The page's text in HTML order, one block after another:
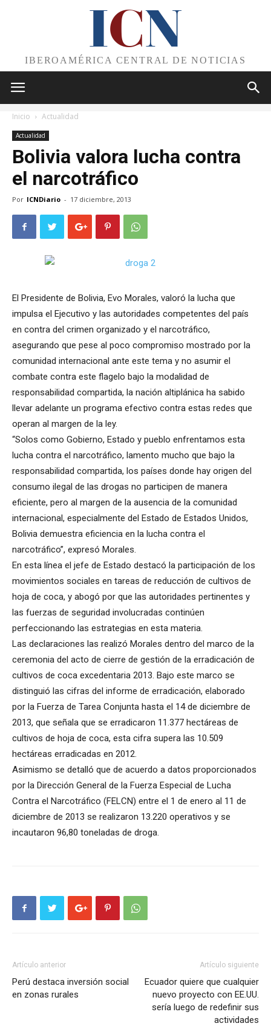
ICN
IBEROAMÉRICA CENTRAL DE NOTICIAS
Inicio Actualidad
Actualidad
Bolivia valora lucha contra
el narcotráfico
Por ICNDiario - 17 diciembre, 2013
El Presidente de Bolivia, Evo Morales, valoró la lucha que
impulsa el Ejecutivo y las autoridades competentes del país
en contra del crimen organizado y el narcotráfico,
asegurando que pese al poco compromiso mostrado por la
comunidad internacional ante este tema y no asumir el
combate contra este flagelo bajo la modalidad de
responsabilidad compartida, la nación altiplánica ha sabido
llevar adelante un programa efectivo contra estas redes que
operan al margen de la ley.
“Solos como Gobierno, Estado y pueblo enfrentamos esta
lucha contra el narcotráfico, lamento mucho que bajo la
responsabilidad compartida, los países donde hay origen del
consumo ilegal de las drogas no participen de manera
eficiente, pero al margen de la ausencia de la comunidad
internacional, especialmente del Estado de Estados Unidos,
Bolivia demuestra eficiencia en la lucha contra el
narcotráfico”, expresó Morales.
En esta línea el jefe de Estado destacó la participación de los
movimientos sociales en tareas de reducción de cultivos de
hoja de coca, y abogó por que las autoridades pertinentes y
las fuerzas de seguridad involucradas continúen
perfeccionando las estrategias en esta materia.
Las declaraciones las realizó Morales dentro del marco de la
ceremonia del acto de cierre de gestión de la erradicación de
cultivos de coca excedentaria 2013. Bajo este marco se
distinguió las cifras del informe de erradicación, elaborado
por la Fuerza de Tarea Conjunta hasta el 14 de diciembre de
2013, que señala que se erradicaron 11.377 hectáreas de
cultivos de hoja de coca, esta cifra supera las 10.509
hectáreas erradicadas en 2012.
Asimismo se detalló que de acuerdo a datos proporcionados
por la Dirección General de la Fuerza Especial de Lucha
Contra el Narcotráfico (FELCN) entre el 1 de enero al 11 de
diciembre de 2013 se realizaron 13.220 operativos y se
incautaron 96,80 toneladas de droga.
Artículo anterior
Perú destaca inversión social
en zonas rurales
Artículo siguiente
Ecuador quiere que cualquier
nuevo proyecto con EE.UU.
sería luego de redefinir sus
actividades